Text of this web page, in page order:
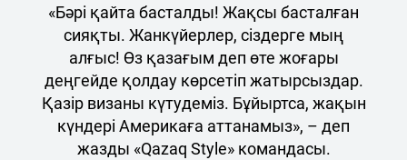
«Бәрі қайта басталды! Жақсы басталған
сияқты. Жанкүйерлер, сіздерге мың
алғыс! Өз қазағым деп өте жоғары
деңгейде қолдау көрсетіп жатырсыздар.
Қазір визаны күтудеміз. Бұйыртса, жақын
күндері Америкаға аттанамыз», – деп
жазды «Qazaq Style» командасы.